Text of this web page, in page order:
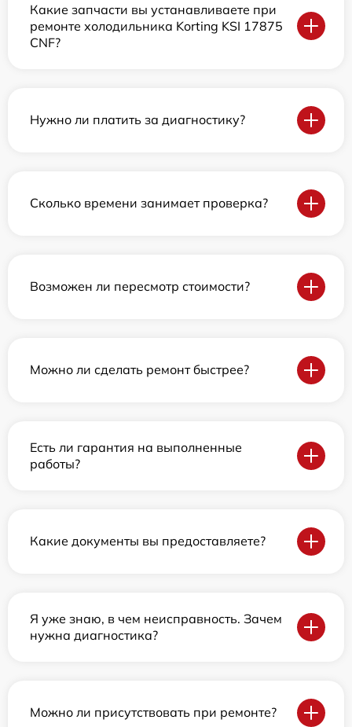
Какие запчасти вы устанавливаете при
ремонте холодильника Korting KSI 17875
CNF?
Нужно ли платить за диагностику?
Сколько времени занимает проверка?
Возможен ли пересмотр стоимости?
Можно ли сделать ремонт быстрее?
Есть ли гарантия на выполненные
работы?
Какие документы вы предоставляете?
Я уже знаю, в чем неисправность. Зачем
нужна диагностика?
Можно ли присутствовать при ремонте?